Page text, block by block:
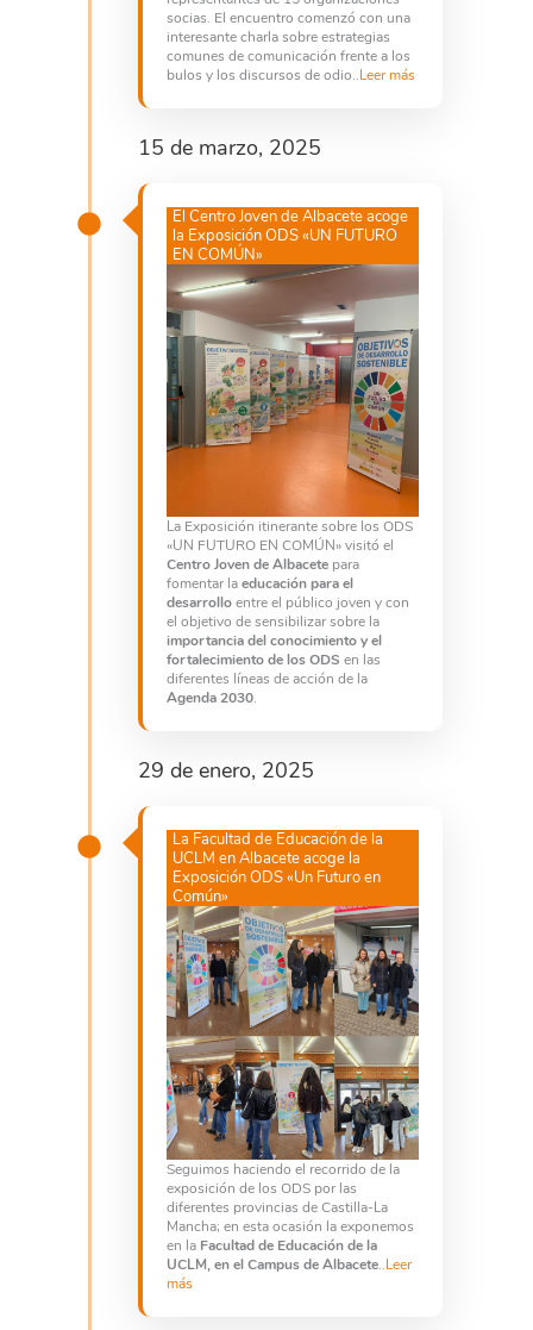
socias. El encuentro comenzó con una
interesante charla sobre estrategias
comunes de comunicación frente a los
bulos y los discursos de odio..Leer más
15 de marzo, 2025
El Centro Joven de Albacete acoge
la Exposición ODS «UN FUTURO
EN COMÚN»
La Exposición itinerante sobre los ODS
«UN FUTURO EN COMÚN» visitó el
Centro Joven de Albacetepara
fomentar laeducación para el
desarrolloentre el público joven y con
el objetivo de sensibilizar sobre la
importancia del conocimiento y el
fortalecimiento de los ODS en las
diferentes líneas de acción de la
Agenda 2030.
29 de enero, 2025
La Facultad de Educación de la
UCLM en Albacete acoge la
Exposición ODS «Un Futuro en
Común»
Seguimos haciendo el recorrido de la
exposición de los ODS por las
diferentes provincias de Castilla-La
Mancha; en esta ocasión la exponemos
en la Facultad de Educación de la
UCLM, en el Campus de Albacete..Leer
más